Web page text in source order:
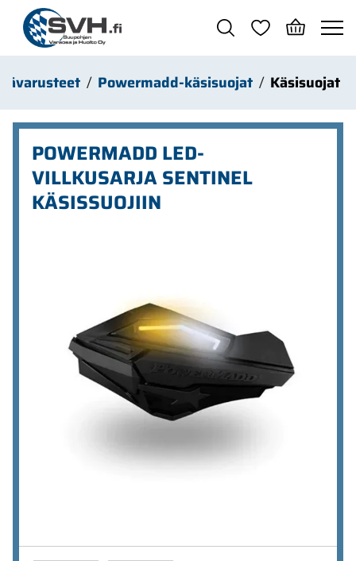
Siirry pääsisältöön
Powermadd-käsisuojat Käsisuojat
POWERMADD LED-
VILLKUSARJA SENTINEL
KÄSISSUOJIIN